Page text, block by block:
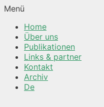
Menü
Home
Über uns
Publikationen
Links & partner
Kontakt
Archiv
De